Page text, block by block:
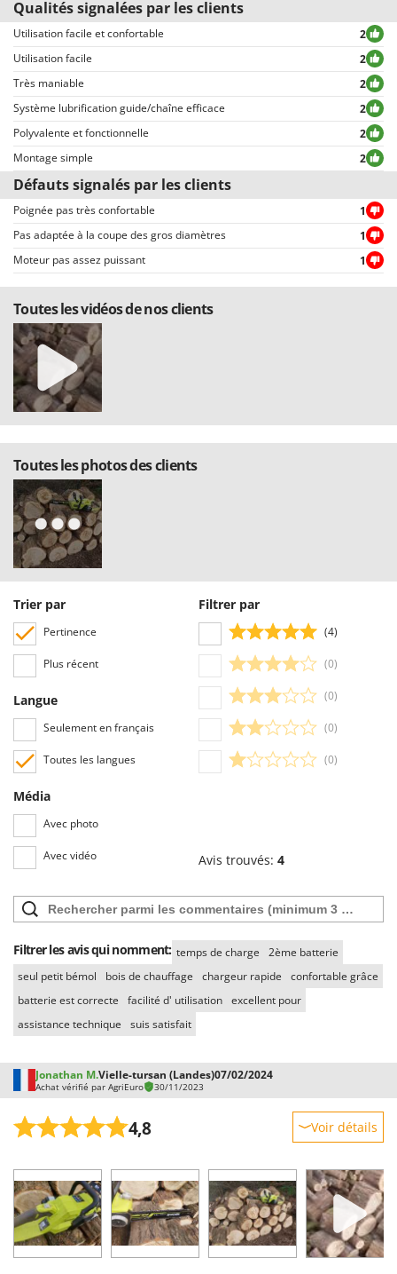
Tous les commentaires, tant positifs que négatifs, sont publiés sans
exclusion ou censure, à l’exception de textes qui contiennent des
expressions ou mots inappropriés, ou qui ne respectent pas le traitement
des données personnelles.
Tous les commentaires, qu’ils soient positifs ou négatifs, peuvent être
consultés rapidement par nos visiteurs, grâce également aux filtres qui
permettent une sélection rapide, comme par exemple celui permettant de
choisir entre avis positifs et négatifs.
Qualités signalées par les clients
Utilisation facile et confortable
2
Utilisation facile
2
Très maniable
2
Système lubrification guide/chaîne efficace
2
Polyvalente et fonctionnelle
2
Montage simple
2
Défauts signalés par les clients
Poignée pas très confortable
1
Pas adaptée à la coupe des gros diamètres
1
Moteur pas assez puissant
1
Toutes les vidéos de nos clients
Toutes les photos des clients
Trier par
Pertinence
Plus récent
Langue
Seulement en français
Toutes les langues
Média
Avec photo
Avec vidéo
Filtrer par
(4)
(0)
(0)
(0)
(0)
Avis trouvés: 4
Filtrer les avis qui nomment: temps de charge
2ème batterie
seul petit bémol
bois de chauffage chargeur rapide
confortable grâce
batterie est correcte
facilité d' utilisation excellent pour
assistance technique
suis satisfait
Jonathan M.Vielle-tursan (Landes)07/02/2024
Achat vérifié par AgriEuro 30/11/2023
4,8 Voir détails
Prestations
Facilité d'utilisation
Qualité / Prix
Facilité de montage